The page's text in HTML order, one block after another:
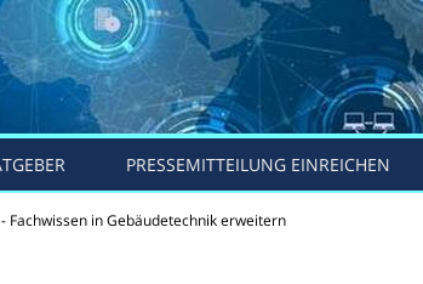
PRESSEMITTEILUNG EINREICHEN
Fachwissen in Gebäudetechnik erweitern